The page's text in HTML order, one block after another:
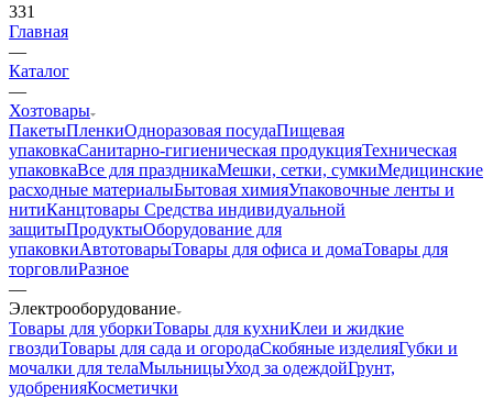
331
Главная
—
Каталог
—
Хозтовары
ПакетыПленкиОдноразовая посудаПищевая
упаковкаСанитарно-гигиеническая продукцияТехническая
упаковкаВсе для праздникаМешки, сетки, сумкиМедицинские
расходные материалыБытовая химияУпаковочные ленты и
нитиКанцтовары Средства индивидуальной
защитыПродуктыОборудование для
упаковкиАвтотоварыТовары для офиса и домаТовары для
торговлиРазное
—
Электрооборудование
Товары для уборкиТовары для кухниКлеи и жидкие
гвоздиТовары для сада и огородаСкобяные изделияГубки и
мочалки для телаМыльницыУход за одеждойГрунт,
удобренияКосметички